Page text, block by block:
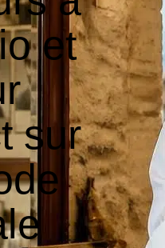
et
sur